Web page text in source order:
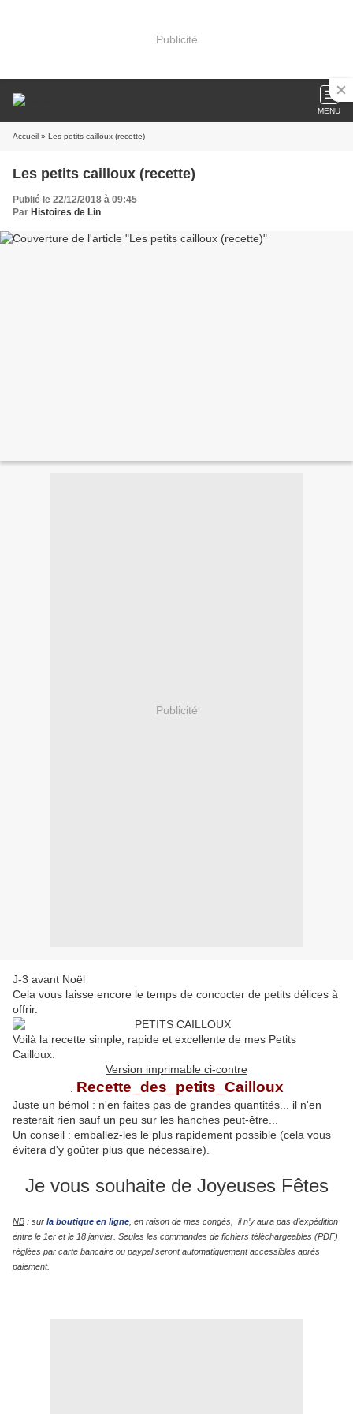
Publicité
MENU
Accueil » Les petits cailloux (recette)
Les petits cailloux (recette)
Publié le 22/12/2018 à 09:45
Par Histoires de Lin
Publicité
J-3 avant Noël
Cela vous laisse encore le temps de concocter de petits délices à
offrir.
Voilà la recette simple, rapide et excellente de mes Petits
Cailloux.
Version imprimable ci-contre
: Recette_des_petits_Cailloux
Juste un bémol : n'en faites pas de grandes quantités... il n'en
resterait rien sauf un peu sur les hanches peut-être...
Un conseil : emballez-les le plus rapidement possible (cela vous
évitera d'y goûter plus que nécessaire).
Je vous souhaite de Joyeuses Fêtes
NB : sur la boutique en ligne , en raison de mes congés, il n’y aura pas d’expédition
entre le 1er et le 18 janvier. Seules les commandes de fichiers téléchargeables (PDF)
réglées par carte bancaire ou paypal seront automatiquement accessibles après
paiement.